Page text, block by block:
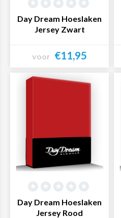
Day Dream Hoeslaken
Jersey Zwart
voor €11,95
Bekijk product
Day Dream Hoeslaken
Jersey Rood